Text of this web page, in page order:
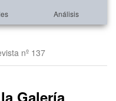
Análisis
nº 137